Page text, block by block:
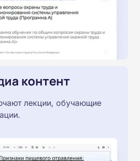
контент
лекции, обучающие